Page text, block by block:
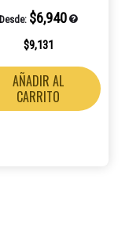
Desde: $6,940
$9,131
AÑADIR AL
CARRITO